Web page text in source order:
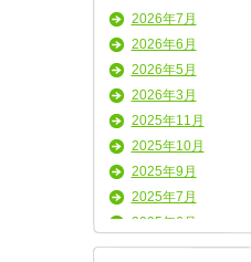
2026年7月
2026年6月
2026年5月
2026年3月
2025年11月
2025年10月
2025年9月
2025年7月
2025年6月
2025年5月